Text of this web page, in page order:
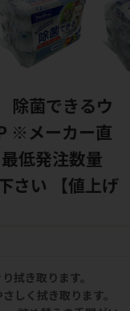
除菌できるウ
※メーカー直
低発注数量
さい 【値上げ
拭き取ります。
しく拭き取ります。